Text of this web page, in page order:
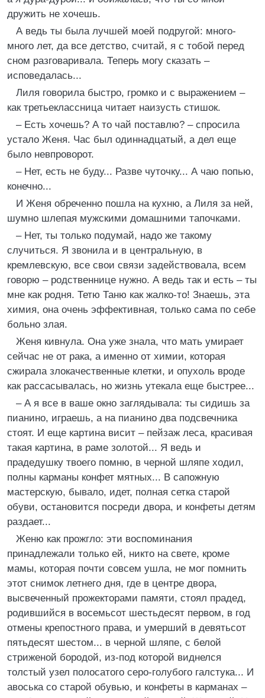
дружить не хочешь.
А ведь ты была лучшей моей подругой: много-
много лет, да все детство, считай, я с тобой перед
сном разговаривала. Теперь могу сказать –
исповедалась...
Лиля говорила быстро, громко и с выражением –
как третьеклассница читает наизусть стишок.
– Есть хочешь? А то чай поставлю? – спросила
устало Женя. Час был одиннадцатый, а дел еще
было невпроворот.
– Нет, есть не буду... Разве чуточку... А чаю попью,
конечно...
И Женя обреченно пошла на кухню, а Лиля за ней,
шумно шлепая мужскими домашними тапочками.
– Нет, ты только подумай, надо же такому
случиться. Я звонила и в центральную, в
кремлевскую, все свои связи задействовала, всем
говорю – родственнице нужно. А ведь так и есть – ты
мне как родня. Тетю Таню как жалко-то! Знаешь, эта
химия, она очень эффективная, только сама по себе
больно злая.
Женя кивнула. Она уже знала, что мать умирает
сейчас не от рака, а именно от химии, которая
сжирала злокачественные клетки, и опухоль вроде
как рассасывалась, но жизнь утекала еще быстрее...
– А я все в ваше окно заглядывала: ты сидишь за
пианино, играешь, а на пианино два подсвечника
стоят. И еще картина висит – пейзаж леса, красивая
такая картина, в раме золотой... Я ведь и
прадедушку твоего помню, в черной шляпе ходил,
полны карманы конфет мятных... В сапожную
мастерскую, бывало, идет, полная сетка старой
обуви, остановится посреди двора, и конфеты детям
раздает...
Женю как прожгло: эти воспоминания
принадлежали только ей, никто на свете, кроме
мамы, которая почти совсем ушла, не мог помнить
этот снимок летнего дня, где в центре двора,
высвеченный прожекторами памяти, стоял прадед,
родившийся в восемьсот шестьдесят первом, в год
отмены крепостного права, и умерший в девятьсот
пятьдесят шестом... в черной шляпе, с белой
стриженой бородой, из-под которой виднелся
толстый узел полосатого серо-голубого галстука... И
авоська со старой обувью, и конфеты в карманах –